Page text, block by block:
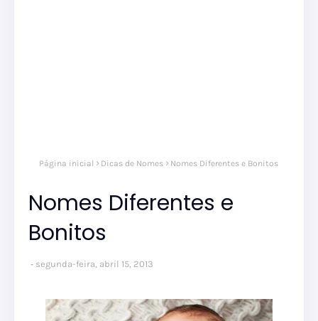
Página inicial Dicas de Nomes Nomes Diferentes e Bonitos
Nomes Diferentes e
Bonitos
segunda-feira, abril 15, 2013